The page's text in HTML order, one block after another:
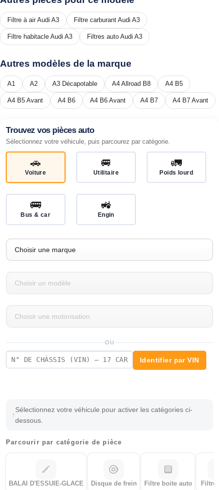
Filtre à air Audi A3 Filtre carburant Audi A3
Filtre habitacle Audi A3 Filtres auto Audi A3
Autres modèles de la marque
A1 A2 A3 Décapotable A4 Allroad B8 A4 B5
A4 B5 Avant A4 B6 A4 B6 Avant A4 B7 A4 B7 Avant
Trouvez vos pièces auto
Sélectionnez votre véhicule, puis parcourez par catégorie.
🚗
Voiture
🚐
Utilitaire
🚛
Poids lourd
🚌
Bus & car
🚜
Engin
OU
Identifier par VIN
Sélectionnez votre véhicule pour activer les catégories ci-
dessous.
Parcourir par catégorie de pièce
BALAI D'ESSUIE-GLACE Disque de frein Filtre boite auto